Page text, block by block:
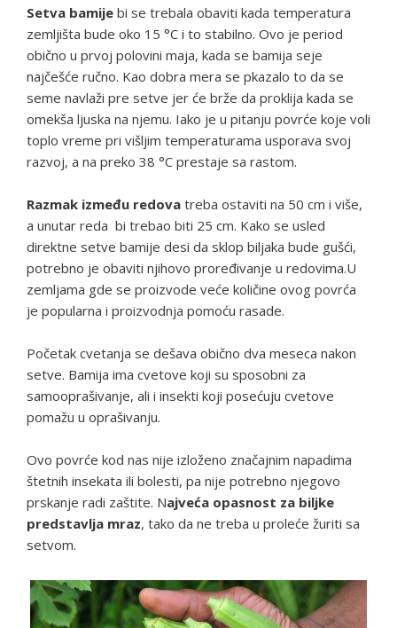
Setva bamije bi se trebala obaviti kada temperatura
zemljišta bude oko 15 °C i to stabilno. Ovo je period
obično u prvoj polovini maja, kada se bamija seje
najčešće ručno. Kao dobra mera se pkazalo to da se
seme navlaži pre setve jer će brže da proklija kada se
omekša ljuska na njemu. Iako je u pitanju povrće koje voli
toplo vreme pri višljim temperaturama usporava svoj
razvoj, a na preko 38 °C prestaje sa rastom.
Razmak između redova treba ostaviti na 50 cm i više,
a unutar reda bi trebao biti 25 cm. Kako se usled
direktne setve bamije desi da sklop biljaka bude gušći,
potrebno je obaviti njihovo proređivanje u redovima.U
zemljama gde se proizvode veće količine ovog povrća
je popularna i proizvodnja pomoću rasade.
Početak cvetanja se dešava obično dva meseca nakon
setve. Bamija ima cvetove koji su sposobni za
samooprašivanje, ali i insekti koji posećuju cvetove
pomažu u oprašivanju.
Ovo povrće kod nas nije izloženo značajnim napadima
štetnih insekata ili bolesti, pa nije potrebno njegovo
prskanje radi zaštite. Najveća opasnost za biljke
predstavlja mraz, tako da ne treba u proleće žuriti sa
setvom.